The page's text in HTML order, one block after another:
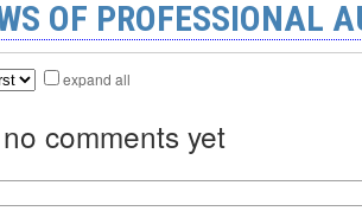
OF PROFESSIONAL
expand all
comments yet